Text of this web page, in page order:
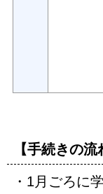
【手続きの流
・1月ごろに